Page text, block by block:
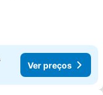
Ver preços